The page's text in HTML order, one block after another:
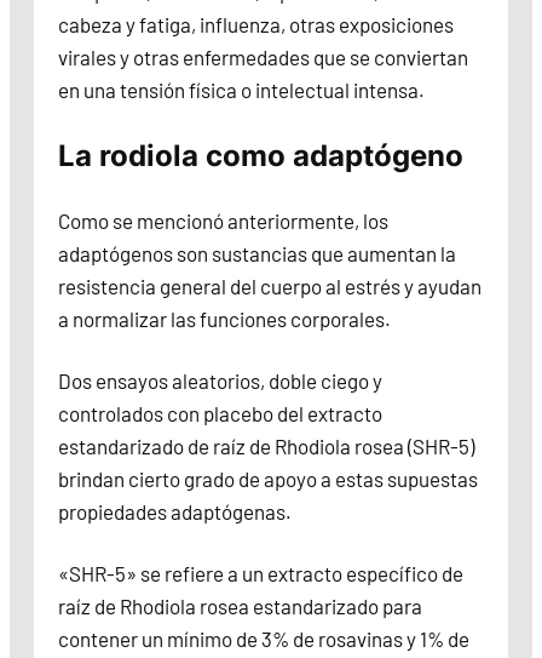
cabeza y fatiga, influenza, otras exposiciones
virales y otras enfermedades que se conviertan
en una tensión física o intelectual intensa.
La rodiola como adaptógeno
Como se mencionó anteriormente, los
adaptógenos son sustancias que aumentan la
resistencia general del cuerpo al estrés y ayudan
a normalizar las funciones corporales.
Dos ensayos aleatorios, doble ciego y
controlados con placebo del extracto
estandarizado de raíz de Rhodiola rosea (SHR-5)
brindan cierto grado de apoyo a estas supuestas
propiedades adaptógenas.
«SHR-5» se refiere a un extracto específico de
raíz de Rhodiola rosea estandarizado para
contener un mínimo de 3% de rosavinas y 1% de